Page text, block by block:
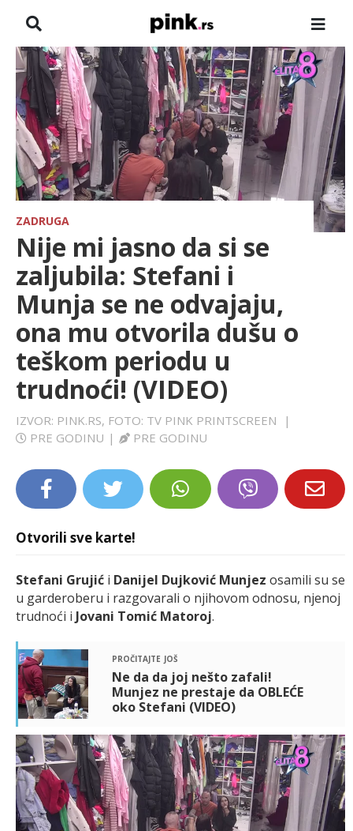
NASLOVNA
VESTI
ZADRUGA
SHOWBIZ
HRONIKA
FARMERI
TV
SPORT
LIFESTYLE
ZADRUGA
Nije mi jasno da si se
zaljubila: Stefani i
Munja se ne odvajaju,
ona mu otvorila dušu o
teškom periodu u
trudnoći! (VIDEO)
IZVOR: PINK.RS, FOTO: TV PINK PRINTSCREEN
|
PRE GODINU | PRE GODINU
Otvorili sve karte!
Stefani Grujić i Danijel Dujković Munjez osamili su se
u garderoberu i razgovarali o njihovom odnosu, njenoj
trudnoći i Jovani Tomić Matoroj.
pročitajte još
Ne da da joj nešto zafali!
Munjez ne prestaje da OBLEĆE
oko Stefani (VIDEO)